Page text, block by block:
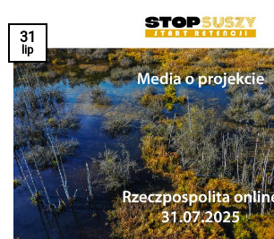
31
lip